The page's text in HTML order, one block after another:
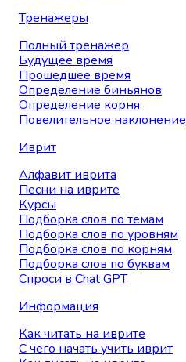
Тренажеры
Полный тренажер
Будущее время
Прошедшее время
Определение биньянов
Определение корня
Повелительное наклонение
Иврит
Алфавит иврита
Песни на иврите
Курсы
Подборка слов по темам
Подборка слов по уровням
Подборка слов по корням
Подборка слов по буквам
Спроси в Chat GPT
Информация
Как читать на иврите
С чего начать учить иврит